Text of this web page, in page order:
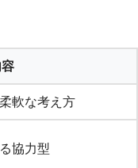
軟な考え方
協力型